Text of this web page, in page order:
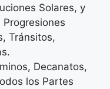
Solares, y
Progresiones
Tránsitos,
Decanatos,
los Partes